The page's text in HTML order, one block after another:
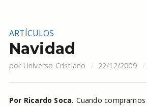
ARTÍCULOS
Navidad
por Universo Cristiano 22/12/2009
Por Ricardo Soca. Cuando